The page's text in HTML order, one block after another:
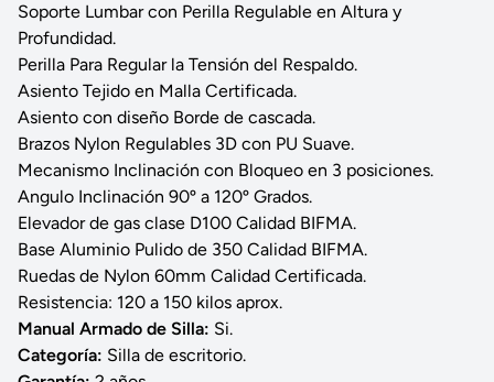
Soporte Lumbar con Perilla Regulable en Altura y
Profundidad.
Perilla Para Regular la Tensión del Respaldo.
Asiento Tejido en Malla Certificada.
Asiento con diseño Borde de cascada.
Brazos Nylon Regulables 3D con PU Suave.
Mecanismo Inclinación con Bloqueo en 3 posiciones.
Angulo Inclinación 90º a 120º Grados.
Elevador de gas clase D100 Calidad BIFMA.
Base Aluminio Pulido de 350 Calidad BIFMA.
Ruedas de Nylon 60mm Calidad Certificada.
Resistencia: 120 a 150 kilos aprox.
Manual Armado de Silla: Si.
Categoría: Silla de escritorio.